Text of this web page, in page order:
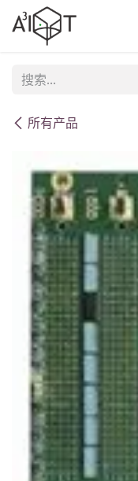
跳至内容
所有产品